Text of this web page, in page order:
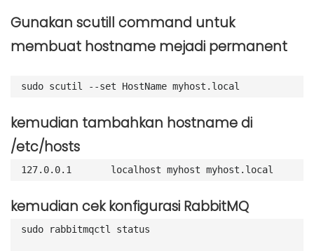
Gunakan scutill command untuk
membuat hostname mejadi permanent
sudo scutil --set HostName myhost.local
kemudian tambahkan hostname di
/etc/hosts
127.0. 0.1 localhost myhost myhost . local
kemudian cek konfigurasi RabbitMQ
sudo rabbitmqctl status